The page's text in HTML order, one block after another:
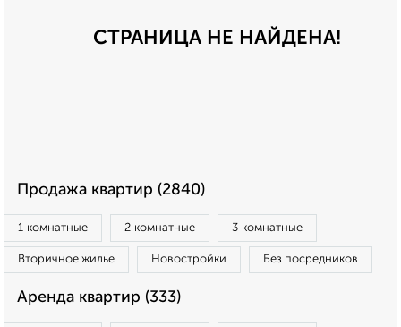
СТРАНИЦА НЕ НАЙДЕНА!
Продажа квартир (2840)
1‑комнатные 2‑комнатные 3‑комнатные
Вторичное жилье Новостройки Без посредников
Аренда квартир (333)